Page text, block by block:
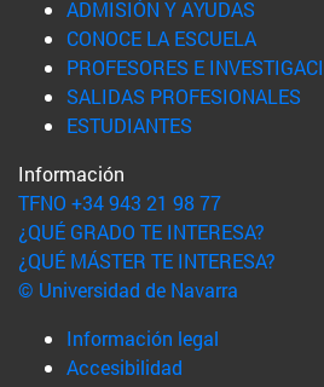
ADMISIÓN Y AYUDAS
CONOCE LA ESCUELA(abre
PROFESORES E
SALIDAS PROFESIONALES
ESTUDIANTES
Información
TFNO +34 943 21 98 77
¿QUÉ GRADO TE INTERESA?
¿QUÉ MÁSTER TE INTERESA?
© Universidad de Navarra
Información legal
Accesibilidad